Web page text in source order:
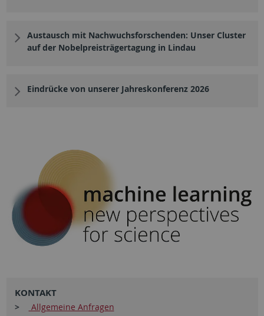
Austausch mit Nachwuchsforschenden: Unser Cluster
auf der Nobelpreisträgertagung in Lindau
Eindrücke von unserer Jahreskonferenz 2026
KONTAKT
>
Allgemeine Anfragen